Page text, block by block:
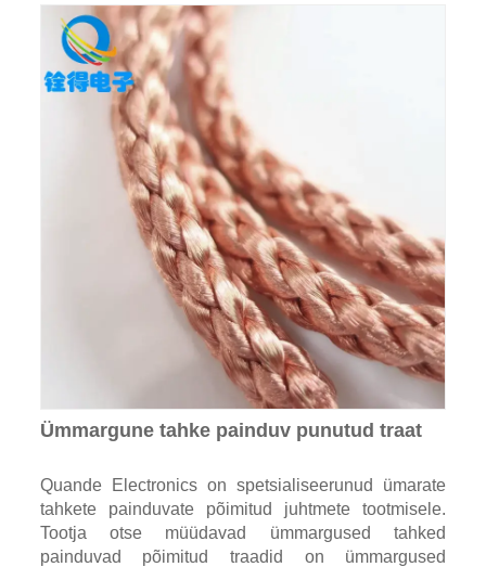
Ümmargune tahke painduv punutud traat
Quande Electronics on spetsialiseerunud ümarate
tahkete painduvate põimitud juhtmete tootmisele.
Tootja otse müüdavad ümmargused tahked
painduvad põimitud traadid on ümmargused